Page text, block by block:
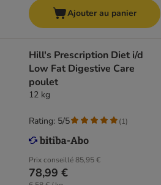
Ajouter au panier
Hill's Prescription Diet i/d
Low Fat Digestive Care
poulet
12 kg
Prix conseillé85,95 €
78,99 €
Rating: 5/5 (1)